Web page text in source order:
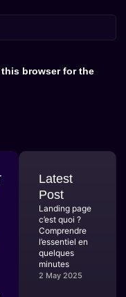
this browser for the
Latest
Post
Landing page
c’est quoi ?
Comprendre
l’essentiel en
quelques
minutes
2 May 2025